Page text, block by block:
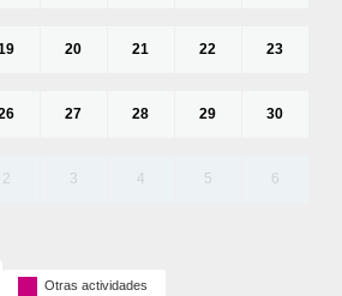
20 21 22 23
27 28 29 30
2 3 4 5 6
Otras actividades